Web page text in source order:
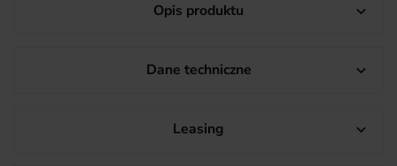
Opis produktu 
Dane techniczne 
Leasing 